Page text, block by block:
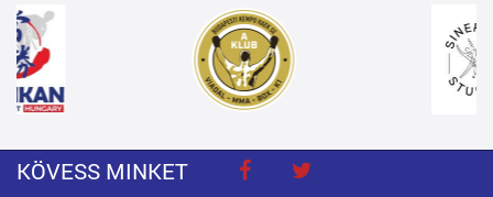
KÖVESS MINKET